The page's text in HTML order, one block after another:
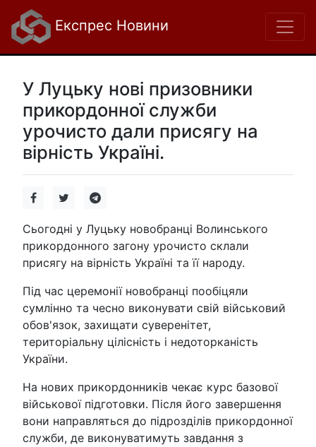
Експрес Новини
У Луцьку нові призовники
прикордонної служби
урочисто дали присягу на
вірність Україні.
Сьогодні у Луцьку новобранці Волинського
прикордонного загону урочисто склали
присягу на вірність Україні та її народу.
Під час церемонії новобранці пообіцяли
сумлінно та чесно виконувати свій військовий
обов'язок, захищати суверенітет,
територіальну цілісність і недоторканість
України.
На нових прикордонників чекає курс базової
військової підготовки. Після його завершення
вони направляться до підрозділів прикордонної
служби, де виконуватимуть завдання з